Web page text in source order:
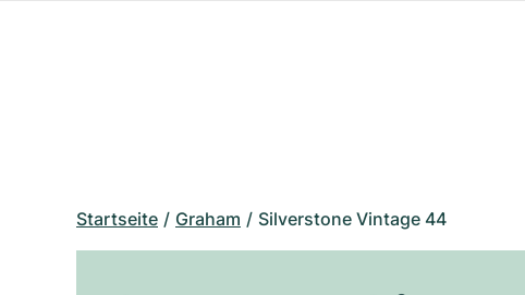
Startseite Graham Silverstone Vintage 44